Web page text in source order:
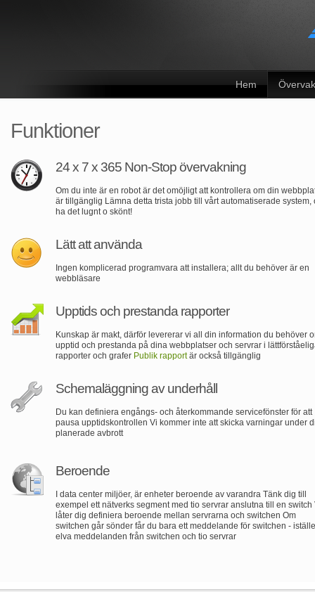
Hem
Funktioner
24 x 7 x 365 Non-Stop övervakning
Om du inte är en robot är det omöjligt att kontrollera om din
är tillgänglig Lämna detta trista jobb till vårt automatiserade system,
ha det lugnt o skönt!
Lätt att använda
Ingen komplicerad programvara att installera; allt du behöver är en
webbläsare
Upptids och prestanda rapporter
Kunskap är makt, därför levererar vi all din information du behöver
upptid och prestanda på dina webbplatser och servrar i
rapporter och grafer Publik rapportär också tillgänglig
Schemaläggning av underhåll
Du kan definiera engångs- och återkommande servicefönster för att
pausa upptidskontrollen Vi kommer inte att skicka varningar under
planerade avbrott
Beroende
I data center miljöer, är enheter beroende av varandra Tänk dig till
exempel ett nätverks segment med tio servrar anslutna till en switch
låter dig definiera beroende mellan servrarna och switchen Om
switchen går sönder får du bara ett meddelande för switchen -
elva meddelanden från switchen och tio servrar